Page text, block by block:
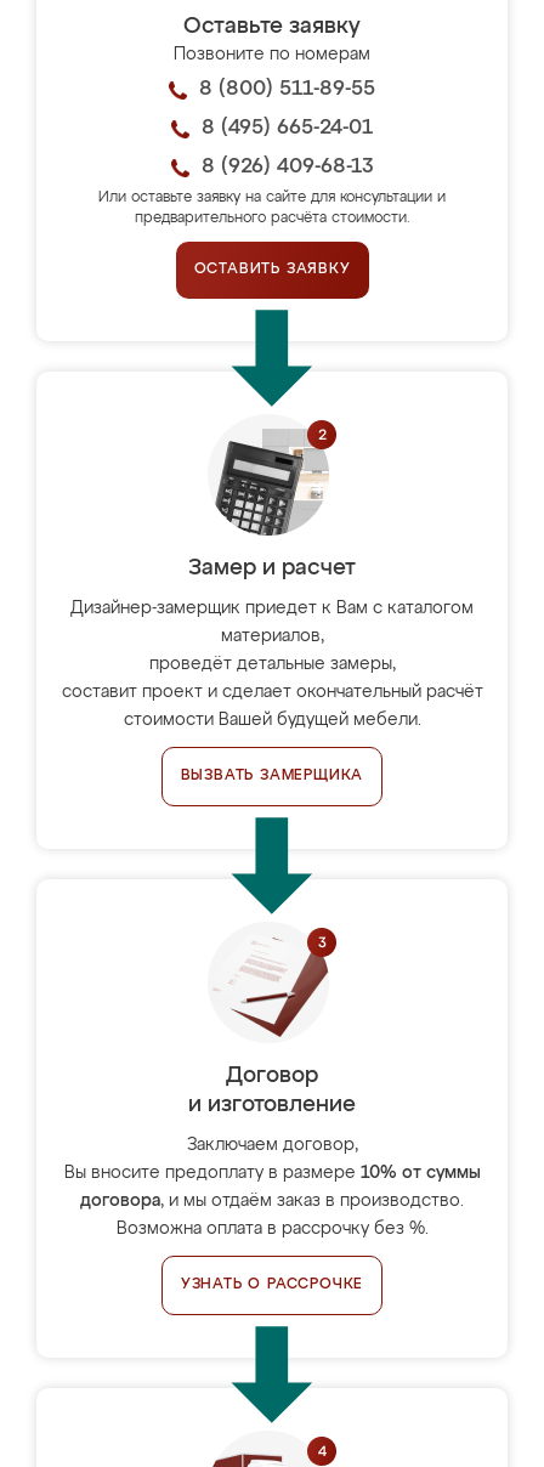
Оставьте заявку
Позвоните по номерам
8 (800) 511-89-55
8 (495) 665-24-01
8 (926) 409-68-13
Или оставьте заявку на сайте для консультации и
предварительного расчёта стоимости.
ОСТАВИТЬ ЗАЯВКУ
Замер и расчет
Дизайнер-замерщик приедет к Вам с каталогом
материалов,
проведёт детальные замеры,
составит проект и сделает окончательный расчёт
стоимости Вашей будущей мебели.
ВЫЗВАТЬ ЗАМЕРЩИКА
Договор
и изготовление
Заключаем договор,
Вы вносите предоплату в размере 10% от суммы
договора, и мы отдаём заказ в производство.
Возможна оплата в рассрочку без %.
УЗНАТЬ О РАССРОЧКЕ